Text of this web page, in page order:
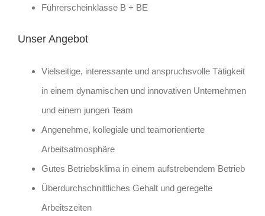
Führerscheinklasse B + BE
Unser Angebot
Vielseitige, interessante und anspruchsvolle Tätigkeit
in einem dynamischen und innovativen Unternehmen
und einem jungen Team
Angenehme, kollegiale und teamorientierte
Arbeitsatmosphäre
Gutes Betriebsklima in einem aufstrebendem Betrieb
Überdurchschnittliches Gehalt und geregelte
Arbeitszeiten